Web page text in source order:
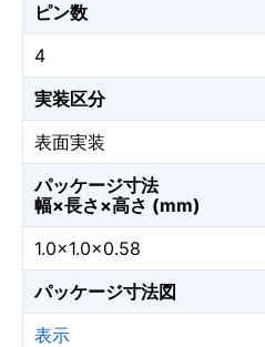
ピン数
4
実装区分
表面実装
パッケージ寸法
幅×長さ×高さ (mm)
1.0×1.0×0.58
パッケージ寸法図
表示